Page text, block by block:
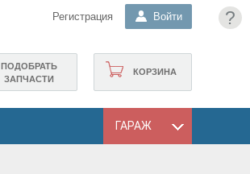
?
Регистрация Войти
КОРЗИНА
ПОДОБРАТЬ
ЗАПЧАСТИ
ГАРАЖ